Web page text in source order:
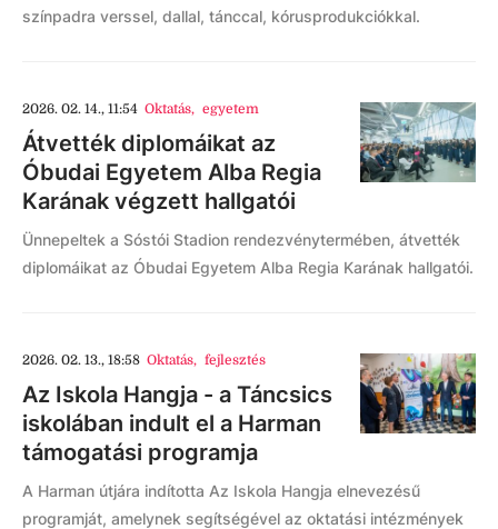
színpadra verssel, dallal, tánccal, kórusprodukciókkal.
2026. 02. 14., 11:54 Oktatás, egyetem
Átvették diplomáikat az
Óbudai Egyetem Alba Regia
Karának végzett hallgatói
Ünnepeltek a Sóstói Stadion rendezvénytermében, átvették
diplomáikat az Óbudai Egyetem Alba Regia Karának hallgatói.
2026. 02. 13., 18:58 Oktatás, fejlesztés
Az Iskola Hangja - a Táncsics
iskolában indult el a Harman
támogatási programja
A Harman útjára indította Az Iskola Hangja elnevezésű
programját, amelynek segítségével az oktatási intézmények